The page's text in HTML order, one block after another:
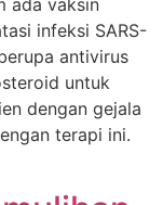
infeksi SARS-
antivirus
untuk
dengan gejala
terapi ini.